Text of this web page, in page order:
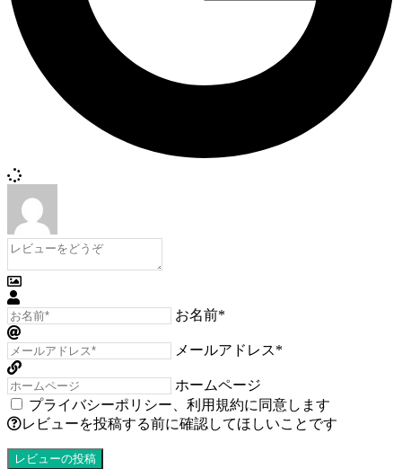
お名前*
メールアドレス*
ホームページ
プライバシーポリシー
利用規約に同意します
レビューを投稿する前に確認してほしいことです